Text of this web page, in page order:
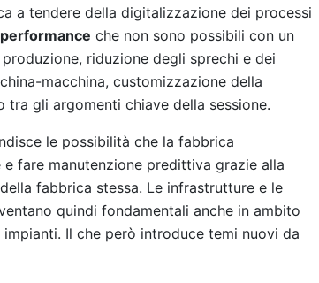
a tendere della digitalizzazione dei processi
che non sono possibili con un
riduzione degli sprechi e dei
macchina, customizzazione della
gli argomenti chiave della sessione.
le possibilità che la fabbrica
fare manutenzione predittiva grazie alla
fabbrica stessa. Le infrastrutture e le
quindi fondamentali anche in ambito
Il che però introduce temi nuovi da